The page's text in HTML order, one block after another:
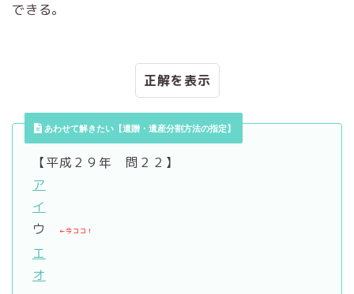
できる。
正解
あわせて解きたい【遺贈・遺産分割方法の指定】
【平成２９年 問２２】
ア
イ
ウ
←今ココ！
エ
オ